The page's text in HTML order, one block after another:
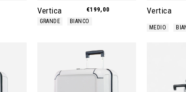
Vertica €199,00
GRANDE BIANCO
Vertica
MEDIO